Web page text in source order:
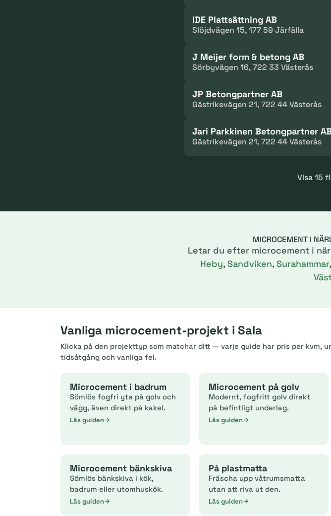
IDE Plattsättning AB
Slöjdvägen 15, 177 59 Järfälla
J Meijer form & betong AB
Sörbyvägen 16, 722 33 Västerås
JP Betongpartner AB
Gästrikevägen 21, 722 44 Västerås
Jari Parkkinen Betongpartner
Gästrikevägen 21, 722 44 Västerås
Visa 15
MICROCEMENT I
Letar du efter microcement i
Heby, Sandviken, Surahammar,
Vanliga microcement-projekt i Sala
Klicka på den projekttyp som matchar ditt — varje guide har pris per kvm,
tidsåtgång och vanliga fel.
Microcement i badrum
Sömlös fogfri yta på golv och
vägg, även direkt på kakel.
Läs guiden
Microcement på golv
Modernt, fogfritt golv direkt
på befintligt underlag.
Läs guiden
Microcement bänkskiva
Sömlös bänkskiva i kök,
badrum eller utomhuskök.
Läs guiden
På plastmatta
Fräscha upp våtrumsmatta
utan att riva ut den.
Läs guiden